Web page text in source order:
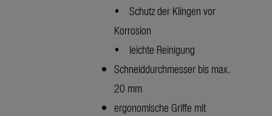
• Schutz der Klingen vor
Korrosion
• leichte Reinigung
Schneiddurchmesser bis max.
20 mm
ergonomische Griffe mit